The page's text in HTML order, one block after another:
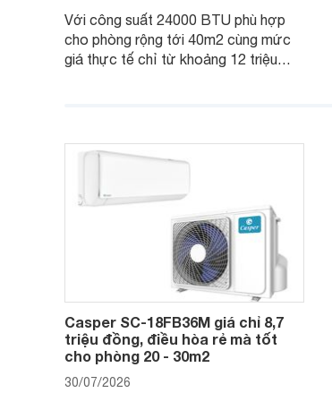
Với công suất 24000 BTU phù hợp
cho phòng rộng tới 40m2 cùng mức
giá thực tế chỉ từ khoảng 12 triệu
Casper SC-18FB36M giá chỉ 8,7
triệu đồng, điều hòa rẻ mà tốt
cho phòng 20 - 30m2
30/07/2026